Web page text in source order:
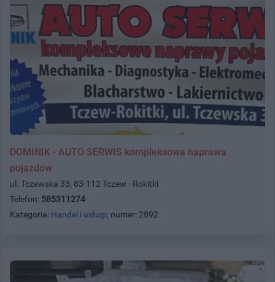
DOMINIK - AUTO SERWIS kompleksowa naprawa
pojazdów
ul. Tczewska 33, 83-112 Tczew - Rokitki
Telefon: 585311274
Kategoria: Handel i usługi, numer: 2892